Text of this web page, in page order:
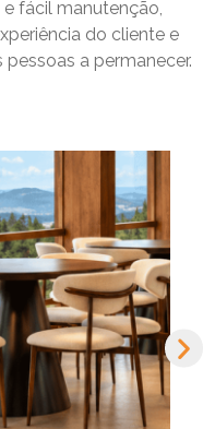
fácil manutenção,
do cliente e
a permanecer.